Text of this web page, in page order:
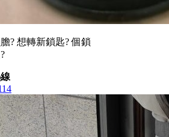
? 想轉新鎖匙? 個鎖